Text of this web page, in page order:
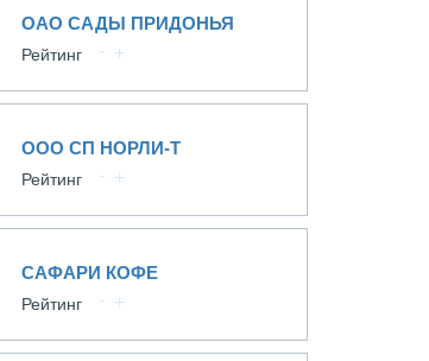
ОАО САДЫ ПРИДОНЬЯ
Рейтинг
ООО СП НОРЛИ-Т
Рейтинг
САФАРИ КОФЕ
Рейтинг